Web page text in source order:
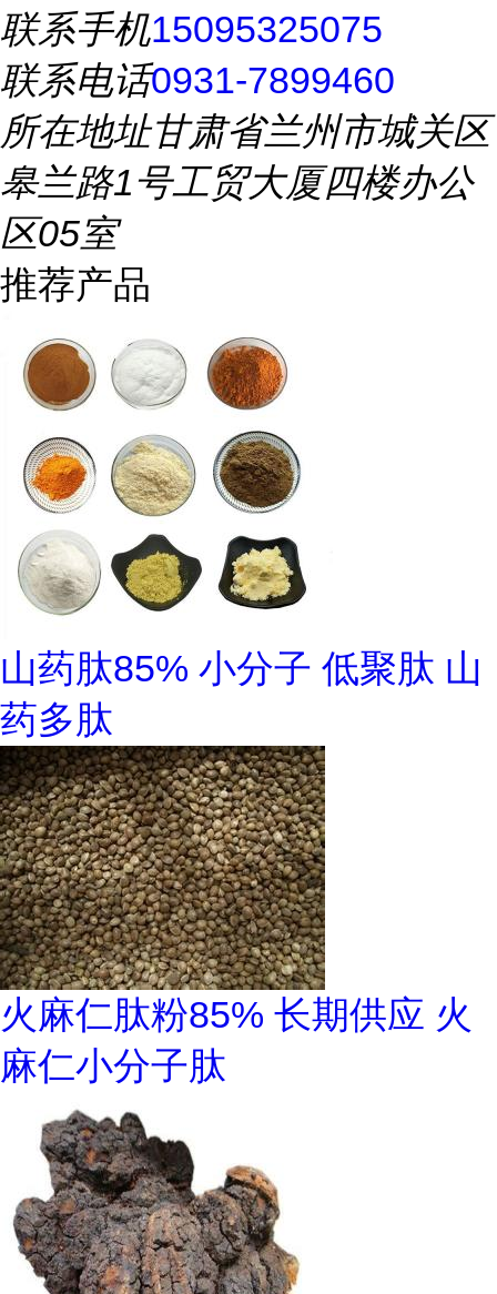
联系手机15095325075
联系电话0931-7899460
所在地址甘肃省兰州市城关区
皋兰路1号工贸大厦四楼办公
区05室
推荐产品
山药肽85% 小分子 低聚肽 山
药多肽
火麻仁肽粉85% 长期供应 火
麻仁小分子肽